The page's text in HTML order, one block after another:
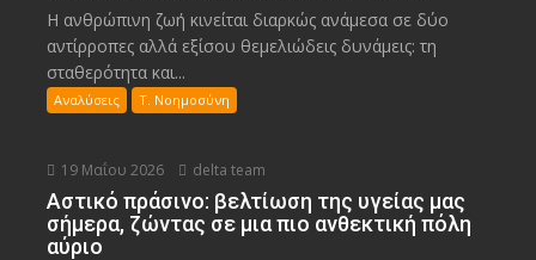
Η ανθρώπινη ζωή κινείται διαρκώς ανάμεσα σε δύο
αντίρροπες αλλά εξίσου θεμελιώδεις δυνάμεις: τη
σταθερότητα και...
Αναλύσεις Τ. Νοημοσύνη
19 Μαΐου 2026 delta team
Αστικό πράσινο: βελτίωση της υγείας μας
σήμερα, ζώντας σε μια πιο ανθεκτική πόλη
αύριο